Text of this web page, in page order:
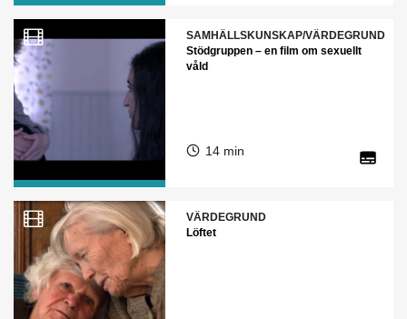
SAMHÄLLSKUNSKAP/VÄRDEGRUND
Stödgruppen – en film om sexuellt
våld
14 min
VÄRDEGRUND
Löftet